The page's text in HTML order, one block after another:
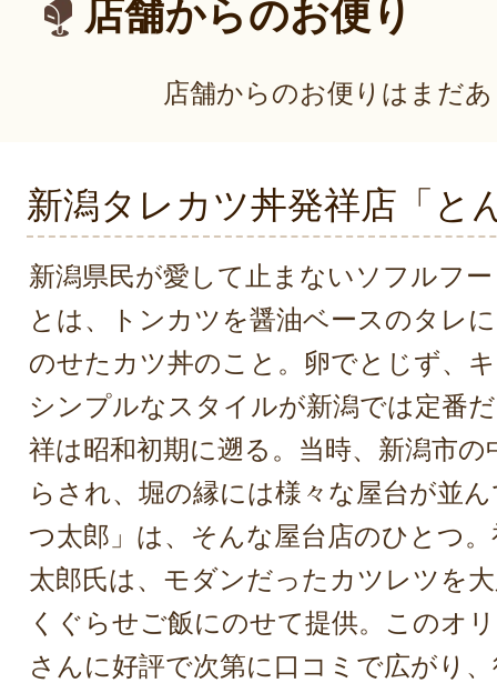
店舗からのお便り
店舗からのお便りはまだ
新潟タレカツ丼発祥店「と
新潟県民が愛して止まないソフルフ
とは、トンカツを醤油ベースのタレ
のせたカツ丼のこと。卵でとじず、
シンプルなスタイルが新潟では定番
祥は昭和初期に遡る。当時、新潟市
らされ、堀の縁には様々な屋台が並
つ太郎」は、そんな屋台店のひとつ
太郎氏は、モダンだったカツレツを
くぐらせご飯にのせて提供。このオ
さんに好評で次第に口コミで広がり